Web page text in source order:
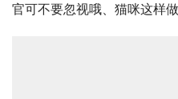
官可不要忽视哦、猫咪这样